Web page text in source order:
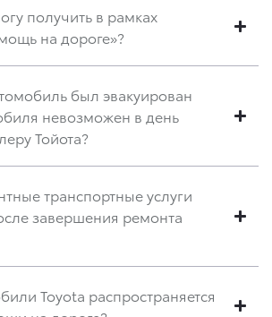
получить в рамках
на дороге»?
был эвакуирован
невозможен в день
Тойота?
транспортные услуги
завершения ремонта
Toyota распространяется